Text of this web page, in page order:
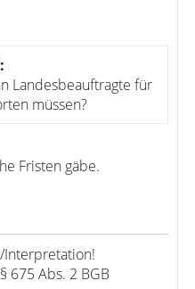
:
Landesbeauftragte für
müssen?
Fristen gäbe.
675 Abs. 2 BGB